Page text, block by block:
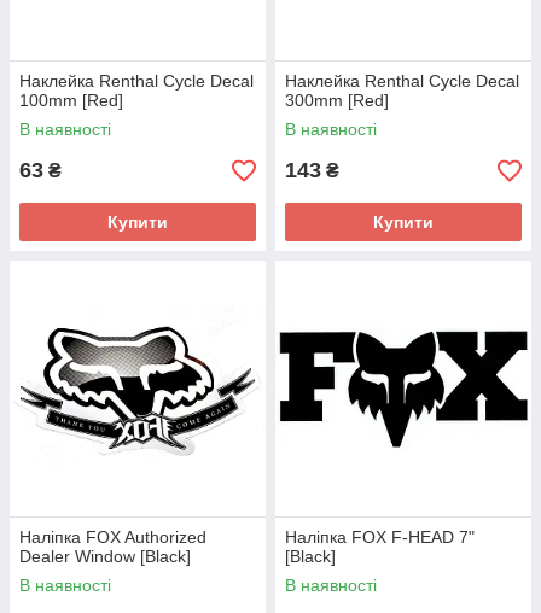
Наклейка Renthal Cycle Decal
100mm [Red]
В наявності
63 ₴
Купити
Наклейка Renthal Cycle Decal
300mm [Red]
В наявності
143 ₴
Купити
Наліпка FOX Authorized
Dealer Window [Black]
В наявності
Наліпка FOX F-HEAD 7"
[Black]
В наявності